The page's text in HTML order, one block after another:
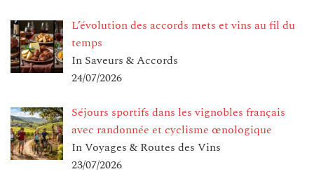
L’évolution des accords mets et vins au fil du
temps
In Saveurs & Accords
24/07/2026
Séjours sportifs dans les vignobles français
avec randonnée et cyclisme œnologique
In Voyages & Routes des Vins
23/07/2026